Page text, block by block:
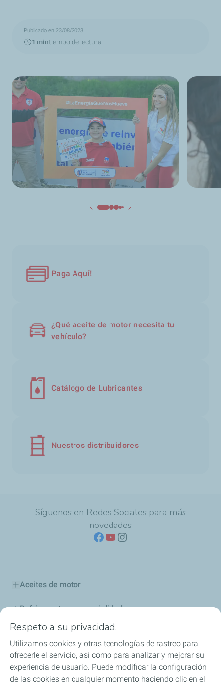
Publicado en 23/08/2023
1 mintiempo de lectura
Paga Aquí!
¿Qué aceite de motor necesita tu
vehículo?
Catálogo de Lubricantes
Nuestros distribuidores
Síguenos en Redes Sociales para más
novedades
Aceites de motor
Refrigerantes y especialidades
Distribuidores
Sponsoring
Industria
Respeto a su privacidad.
Utilizamos cookies y otras tecnologías de rastreo para
ofrecerle el servicio, así como para analizar y mejorar su
experiencia de usuario. Puede modificar la configuración
de las cookies en cualquier momento haciendo clic en el